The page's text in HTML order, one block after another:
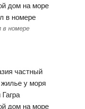
в номере